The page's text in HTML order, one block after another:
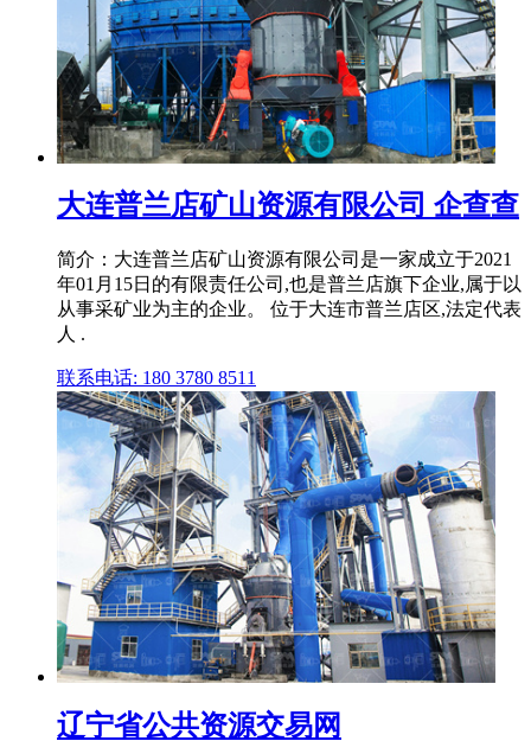
大连普兰店矿山资源有限公司 企查查
简介：大连普兰店矿山资源有限公司是⼀家成⽴于2021
年01月15日的有限责任公司,也是普兰店旗下企业,属于以
从事采矿业为主的企业。 位于大连市普兰店区,法定代表
人 .
联系电话: 180 3780 8511
辽宁省公共资源交易网